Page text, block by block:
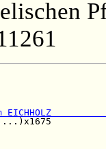
(1647-